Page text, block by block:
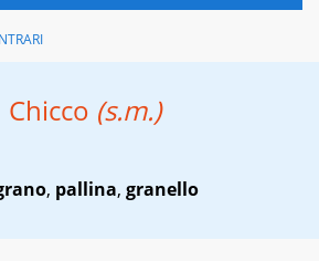
Chicco (s.m.)
, pallina, granello